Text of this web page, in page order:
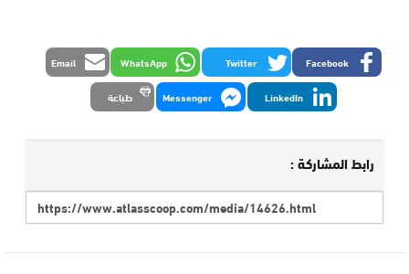
Facebook
Twitter
WhatsApp
Email
LinkedIn
Messenger طباعة
رابط المشاركة :